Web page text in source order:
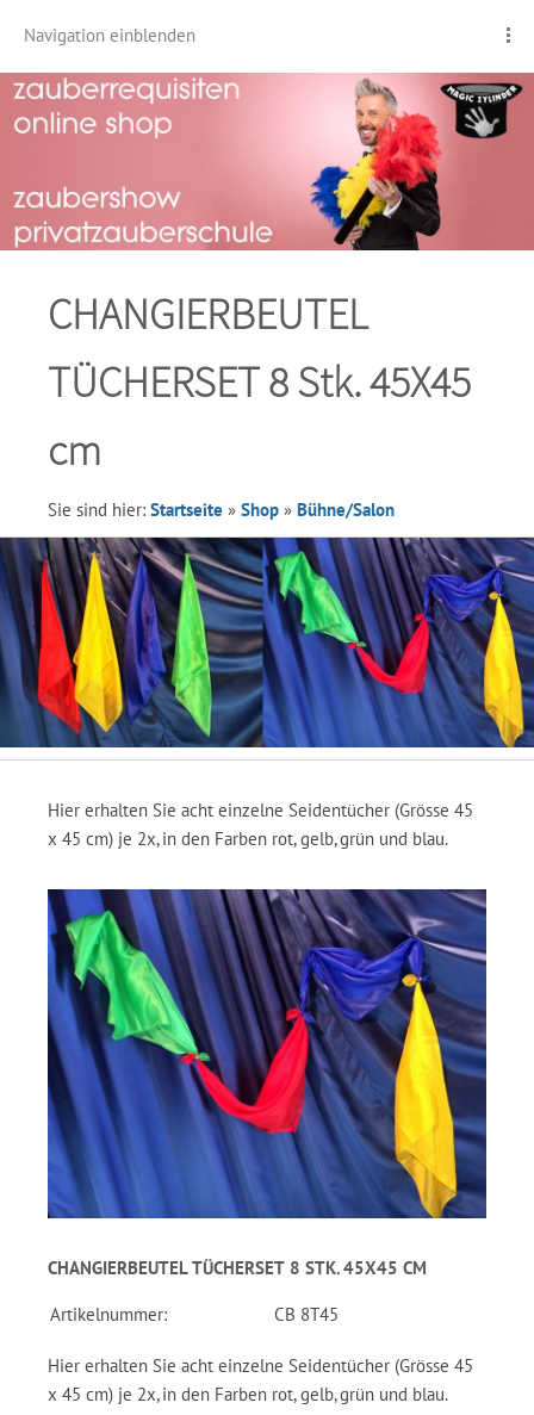
Navigation einblenden
CHANGIERBEUTEL
TÜCHERSET 8 Stk. 45X45
cm
Sie sind hier: Startseite » Shop » Bühne/Salon
Hier erhalten Sie acht einzelne Seidentücher (Grösse 45
x 45 cm) je 2x, in den Farben rot, gelb, grün und blau.
CHANGIERBEUTEL TÜCHERSET 8 STK. 45X45 CM
Artikelnummer: CB 8T45
Hier erhalten Sie acht einzelne Seidentücher (Grösse 45
x 45 cm) je 2x, in den Farben rot, gelb, grün und blau.